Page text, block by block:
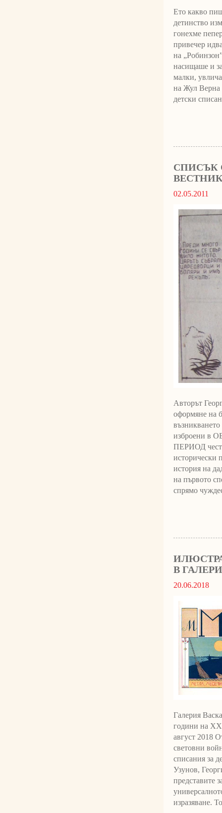
Ето какво
детинство
гонехме
привечер
на
насищаше и
малки,
на Жул Верна
детски
СПИСЪК
02.05.2011
Авторът
оформяне на
изброени в
ПЕРИОД
исторически
история на
на първото
спрямо
В
20.06.2018
Галерия
години на
август 2018
световни
списания за
Узунов,
представите
изразяване.